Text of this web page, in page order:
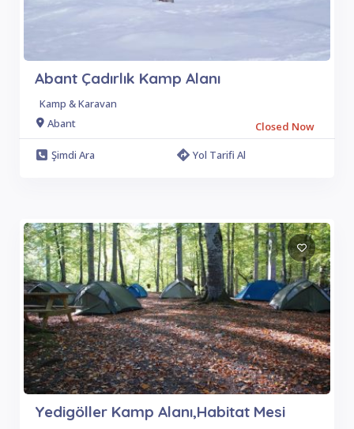
Abant Çadırlık Kamp Alanı
Kamp & Karavan
Abant
Closed Now
Şimdi Ara
Yol Tarifi Al
Yedigöller Kamp Alanı,Habitat Mesi